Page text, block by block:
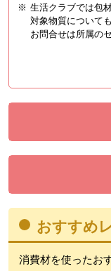
※ 生活クラブでは包
対象物質について
お問合せは所属の
おすすめ
消費材を使ったお